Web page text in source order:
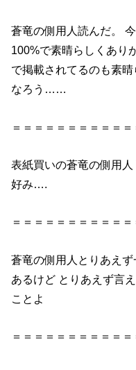
蒼竜の側用人読んだ。
100%で素晴らしくあり
で掲載されてるのも素
なろう……
＝＝＝＝＝＝＝＝＝＝＝
表紙買いの蒼竜の側用人
好み….
＝＝＝＝＝＝＝＝＝＝＝
蒼竜の側用人 とりあえ
あるけど とりあえず言
ことよ
＝＝＝＝＝＝＝＝＝＝＝